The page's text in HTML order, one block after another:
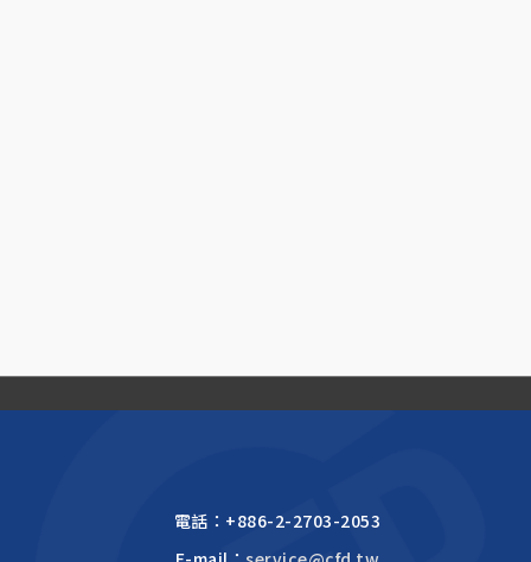
電話： +886-2-2703-2053